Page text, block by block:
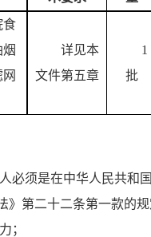
食
详见本
文件第五章
1
批
必须是在中华人民共和
》第二十二条第一款的规
；